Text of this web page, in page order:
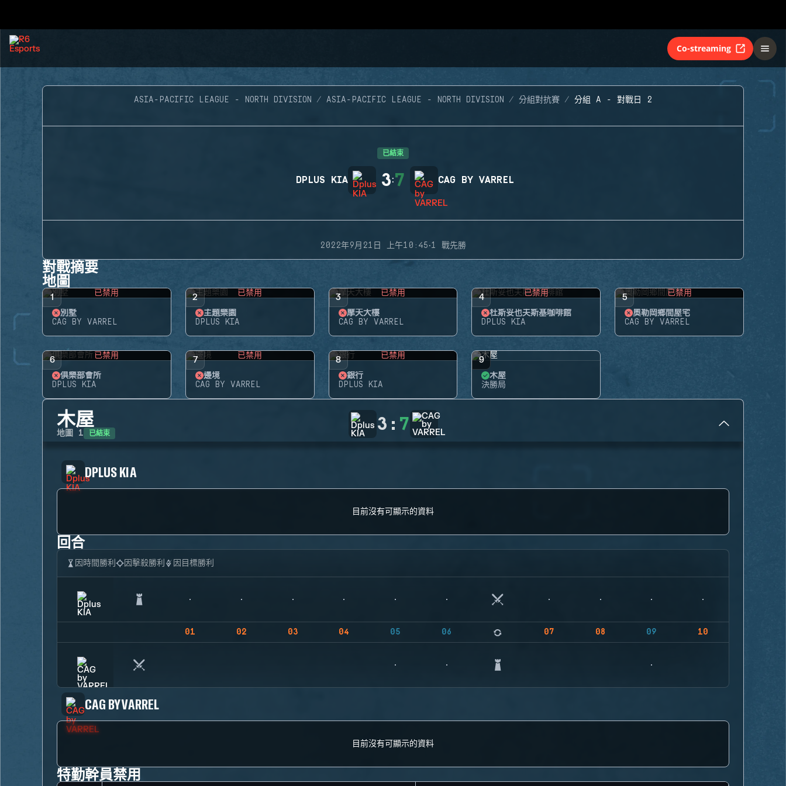
Co-streaming
ASIA-PACIFIC LEAGUE - NORTH DIVISION ASIA-PACIFIC LEAGUE - NORTH DIVISION 分組對抗賽 分組 A - 對戰日 2
已結束
DPLUS KIA 3:7 CAG BY VARREL
2022年9月21日 上午10:45·1 戰先勝
對戰摘要
地圖
1 已禁用
別墅
CAG BY VARREL
2 已禁用
主題樂園
DPLUS KIA
3 已禁用
摩天大樓
CAG BY VARREL
4 已禁用
杜斯妥也夫斯基咖啡館
DPLUS KIA
5 已禁用
奧勒岡鄉間屋宅
CAG BY VARREL
6 已禁用
俱樂部會所
DPLUS KIA
7 已禁用
邊境
CAG BY VARREL
8 已禁用
銀行
DPLUS KIA
9
木屋
決勝局
木屋
地圖 1 已結束 3 : 7
DPLUS KIA
目前沒有可顯示的資料
回合
因時間勝利 因擊殺勝利 因目標勝利
01 02 03 04 05 06 07 08 09 10
CAG BY VARREL
目前沒有可顯示的資料
特勤幹員禁用